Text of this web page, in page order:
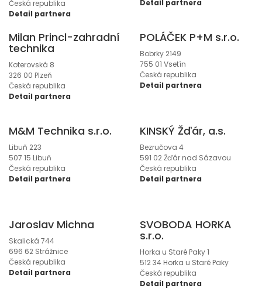
Česká republika
Detail partnera
Detail partnera
Milan Princl-zahradní
technika
Koterovská 8
326 00 Plzeň
Česká republika
Detail partnera
POLÁČEK P+M s.r.o.
Bobrky 2149
755 01 Vsetín
Česká republika
Detail partnera
M&M Technika s.r.o.
Libuň 223
507 15 Libuň
Česká republika
Detail partnera
KINSKÝ Žďár, a.s.
Bezručova 4
591 02 Žďár nad Sázavou
Česká republika
Detail partnera
Jaroslav Michna
Skalická 744
696 62 Strážnice
Česká republika
Detail partnera
SVOBODA HORKA
s.r.o.
Horka u Staré Paky 1
512 34 Horka u Staré Paky
Česká republika
Detail partnera